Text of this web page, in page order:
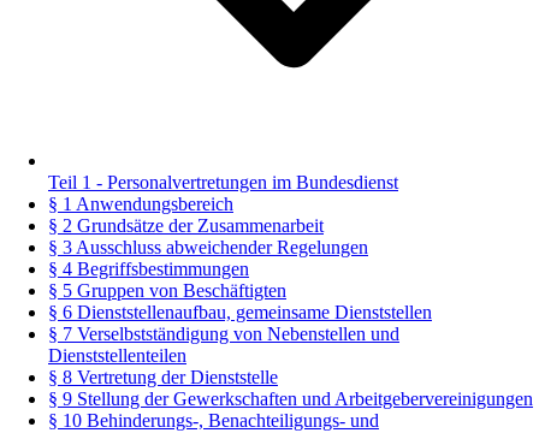
Teil 1 - Personalvertretungen im Bundesdienst
§ 1 Anwendungsbereich
§ 2 Grundsätze der Zusammenarbeit
§ 3 Ausschluss abweichender Regelungen
§ 4 Begriffsbestimmungen
§ 5 Gruppen von Beschäftigten
§ 6 Dienststellenaufbau, gemeinsame Dienststellen
§ 7 Verselbstständigung von Nebenstellen und
Dienststellenteilen
§ 8 Vertretung der Dienststelle
§ 9 Stellung der Gewerkschaften und Arbeitgebervereinigungen
§ 10 Behinderungs-, Benachteiligungs- und